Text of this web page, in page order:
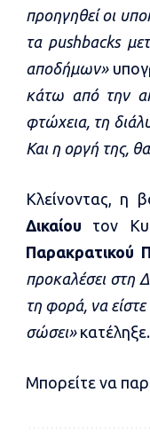
προηγηθεί οι
τα pushbacks
αποδήμων»
κάτω από την
φτώχεια, τη
Και η οργή της,
Κλείνοντας, η
Δικαίου τον
Παρακρατικού
προκαλέσει στη
τη φορά, να
σώσει»κατέληξε.
Μπορείτε να